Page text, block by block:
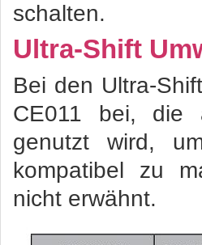
schalten.
Ultra-Shift
Bei den Ultra-
CE011 bei, die
genutzt wird,
kompatibel zu
nicht erwähnt.